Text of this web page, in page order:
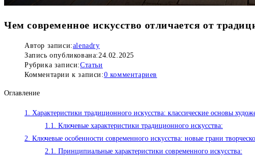
Чем современное искусство отличается от
Автор записи:alenadry
Запись опубликована:24.02.2025
Рубрика записи:Статьи
Комментарии к записи:0 комментариев
Оглавление
1. Характеристики традиционного искусства: классические основы
1.1. Ключевые характеристики традиционного искусства:
2. Ключевые особенности современного искусства: новые грани
2.1. Принципиальные характеристики современного искусства: